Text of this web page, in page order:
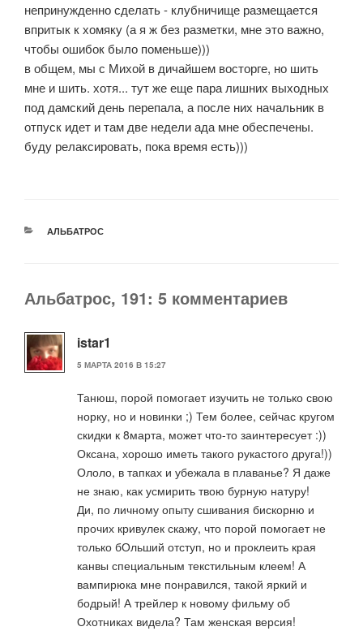
непринужденно сделать - клубничище размещается
впритык к хомяку (а я ж без разметки, мне это важно,
чтобы ошибок было поменьше)))
в общем, мы с Михой в дичайшем восторге, но шить
мне и шить. хотя... тут же еще пара лишних выходных
под дамский день перепала, а после них начальник в
отпуск идет и там две недели ада мне обеспечены.
буду релаксировать, пока время есть)))
РУБРИКИ
АЛЬБАТРОС
Альбатрос, 191: 5 комментариев
istar1
5 МАРТА 2016 В 15:27
Танюш, порой помогает изучить не только свою
норку, но и новинки ;) Тем более, сейчас кругом
скидки к 8марта, может что-то заинтересует :))
Оксана, хорошо иметь такого рукастого друга!))
Ололо, в тапках и убежала в плаванье? Я даже
не знаю, как усмирить твою бурную натуру!
Ди, по личному опыту сшивания бискорню и
прочих кривулек скажу, что порой помогает не
только бОльший отступ, но и проклеить края
канвы специальным текстильным клеем! А
вампирюка мне понравился, такой яркий и
бодрый! А трейлер к новому фильму об
Охотниках видела? Там женская версия!